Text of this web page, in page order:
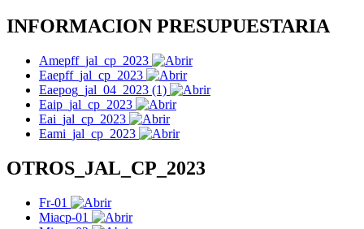
INFORMACION PRESUPUESTARIA
Amepff_jal_cp_2023
Eaepff_jal_cp_2023
Eaepog_jal_04_2023 (1)
Eaip_jal_cp_2023
Eai_jal_cp_2023
Eami_jal_cp_2023
OTROS_JAL_CP_2023
Fr-01
Miacp-01